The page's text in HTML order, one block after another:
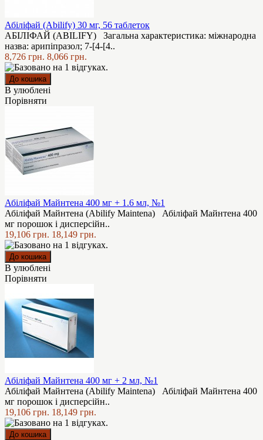
Абіліфай (Abilify) 30 мг, 56 таблеток
АБІЛІФАЙ (ABILIFY) Загальна характеристика: міжнародна
назва: арипіпразол; 7-[4-[4..
8,726 грн. 8,066 грн.
В улюблені
Порівняти
Абіліфай Майнтена 400 мг + 1.6 мл, №1
Абіліфай Майнтена (Abilify Maintena) Абіліфай Майнтена 400
мг порошок і дисперсійн..
19,106 грн. 18,149 грн.
В улюблені
Порівняти
Абіліфай Майнтена 400 мг + 2 мл, №1
Абіліфай Майнтена (Abilify Maintena) Абіліфай Майнтена 400
мг порошок і дисперсійн..
19,106 грн. 18,149 грн.